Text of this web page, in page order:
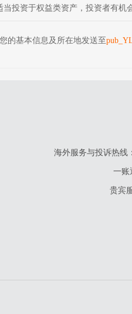
当投资于权益类资产，投资者有机
的基本信息及所在地发送至
海外服务与投诉热线
一账
贵宾